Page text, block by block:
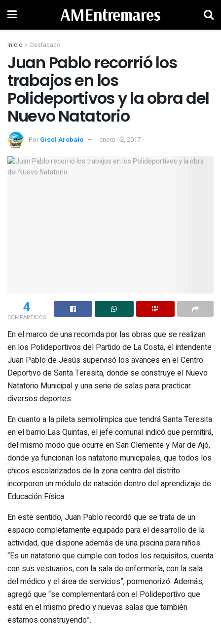
AMEntremares
Inicio Destacado
Juan Pablo recorrió los
trabajos en los
Polideportivos y la obra del
Nuevo Natatorio
Por Gisel Arebalo enero 12, 2017
4
COMPARTIDOS
En el marco de una recorrida por las obras que se realizan
en los Polideportivos del Partido de La Costa, el intendente
Juan Pablo de Jesús supervisó los avances en el Centro
Deportivo de Santa Teresita, donde se construye el Nuevo
Natatorio Municipal y una serie de salas para practicar
diversos deportes.
En cuanto a la pileta semiolímpica que tendrá Santa Teresita
en el barrio Las Quintas, el jefe comunal indicó que permitirá,
del mismo modo que ocurre en San Clemente y Mar de Ajó,
donde ya funcionan los natatorio municipales, que todos los
chicos escolarizados de la zona centro del distrito
incorporen un módulo de natación dentro del aprendizaje de
Educación Física.
En este sentido, Juan Pablo recordó que se trata de un
espacio completamente equipado para el desarrollo de la
actividad, que dispone además de una piscina para niños.
“Es un natatorio que cumple con todos los requisitos, cuenta
con sus vestuarios, con la sala de enfermería, con la sala
del médico y el área de servicios”, pormenorizó. Además,
agregó que “se complementará con el Polideportivo que
está en el mismo predio y nuevas salas que también
estamos construyendo”.